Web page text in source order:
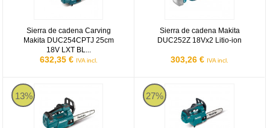
Sierra de cadena Carving
Makita DUC254CPTJ 25cm
18V LXT BL...
632,35 € IVA incl.
Sierra de cadena Makita
DUC252Z 18Vx2 Litio-ion
303,26 € IVA incl.
13%
Makita UC006GZ
27%
Makita UC002GZ